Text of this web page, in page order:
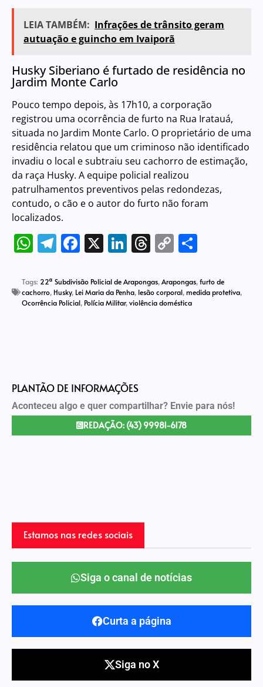
LEIA TAMBÉM: Infrações de trânsito geram
autuação e guincho em Ivaiporã
Husky Siberiano é furtado de residência no
Jardim Monte Carlo
Pouco tempo depois, às 17h10, a corporação
registrou uma ocorrência de furto na Rua Iratauá,
situada no Jardim Monte Carlo. O proprietário de uma
residência relatou que um criminoso não identificado
invadiu o local e subtraiu seu cachorro de estimação,
da raça Husky. A equipe policial realizou
patrulhamentos preventivos pelas redondezas,
contudo, o cão e o autor do furto não foram
localizados.
WhatsApp
Telegram
Facebook
X LinkedIn
Threads
Copy
Tags: 22ª Subdivisão Policial de Arapongas,Arapongas,furto de
cachorro, Husky, Lei Maria da Penha, lesão corporal,medida protetiva,
Ocorrência Policial, Polícia Militar,violência doméstica
PLANTÃO DE INFORMAÇÕES
Aconteceu algo e quer compartilhar? Envie para nós!
REDAÇÃO: (43) 99981-6178
Estamos nas redes sociais
Siga o canal de notícias
Curta a página
Siga no X